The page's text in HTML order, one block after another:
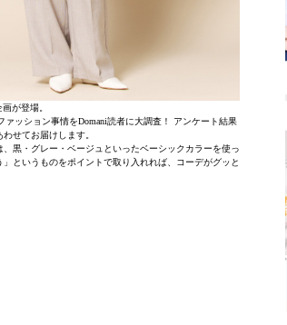
が登場。
ッション事情をDomani読者に大調査！ アンケート結果
せてお届けします。
黒・グレー・ベージュといったベーシックカラーを使っ
というものをポイントで取り入れれば、コーデがグッと